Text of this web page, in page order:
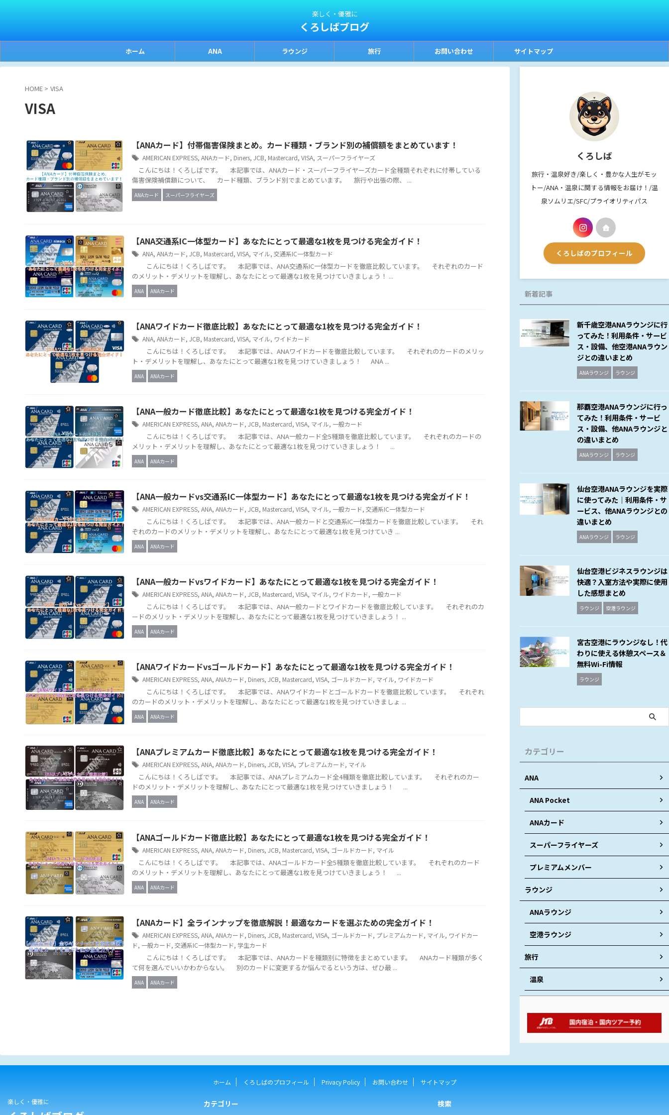
楽しく・優雅に
くろしばブログ
ホーム ANA ラウンジ 旅行 お問い合わせ サイトマップ
HOME > VISA
VISA
【ANAカード】付帯傷害保険まとめ。カード種類・ブランド別の補償額をまとめています！
AMERICAN EXPRESS, ANAカード, Diners, JCB, Mastercard, VISA, スーパーフライヤーズ
こんにちは！くろしばです。 本記事では、ANAカード・スーパーフライヤーズカード全種類それぞれに付帯している
傷害保険補償額について、 カード種類、ブランド別でまとめています。 旅行や出張の際、 ...
ANAカード スーパーフライヤーズ
【ANA交通系IC一体型カード】あなたにとって最適な1枚を見つける完全ガイド！
ANA, ANAカード, JCB, Mastercard, VISA, マイル, 交通系IC一体型カード
こんにちは！くろしばです。 本記事では、ANA交通系IC一体型カードを徹底比較しています。 それぞれのカード
のメリット・デメリットを理解し、あなたにとって最適な1枚を見つけていきましょう！ ...
ANA ANAカード
【ANAワイドカード徹底比較】あなたにとって最適な1枚を見つける完全ガイド！
ANA, ANAカード, JCB, Mastercard, VISA, マイル, ワイドカード
こんにちは！くろしばです。 本記事では、ANAワイドカードを徹底比較しています。 それぞれのカードのメリッ
ト・デメリットを理解し、あなたにとって最適な1枚を見つけていきましょう！ ANA ...
ANA ANAカード
【ANA一般カード徹底比較】あなたにとって最適な1枚を見つける完全ガイド！
AMERICAN EXPRESS, ANA, ANAカード, JCB, Mastercard, VISA, マイル, 一般カード
こんにちは！くろしばです。 本記事では、ANA一般カード全5種類を徹底比較しています。 それぞれのカードの
メリット・デメリットを理解し、あなたにとって最適な1枚を見つけていきましょう！ ...
ANA ANAカード
【ANA一般カードvs交通系IC一体型カード】あなたにとって最適な1枚を見つける完全ガイド！
AMERICAN EXPRESS, ANA, ANAカード, JCB, Mastercard, VISA, マイル, 一般カード, 交通系IC一体型カード
こんにちは！くろしばです。 本記事では、ANA一般カードと交通系IC一体型カードを徹底比較しています。 それ
ぞれのカードのメリット・デメリットを理解し、あなたにとって最適な1枚を見つけていき ...
ANA ANAカード
【ANA一般カードvsワイドカード】あなたにとって最適な1枚を見つける完全ガイド！
AMERICAN EXPRESS, ANA, ANAカード, JCB, Mastercard, VISA, マイル, ワイドカード, 一般カード
こんにちは！くろしばです。 本記事では、ANA一般カードとワイドカードを徹底比較しています。 それぞれのカ
ードのメリット・デメリットを理解し、あなたにとって最適な1枚を見つけていきましょう！ ...
ANA ANAカード
【ANAワイドカードvsゴールドカード】あなたにとって最適な1枚を見つける完全ガイド！
AMERICAN EXPRESS, ANA, ANAカード, Diners, JCB, Mastercard, VISA, ゴールドカード, マイル, ワイドカード
こんにちは！くろしばです。 本記事では、ANAワイドカードとゴールドカードを徹底比較しています。 それぞれ
のカードのメリット・デメリットを理解し、あなたにとって最適な1枚を見つけていきましょ ...
ANA ANAカード
【ANAプレミアムカード徹底比較】あなたにとって最適な1枚を見つける完全ガイド！
AMERICAN EXPRESS, ANA, ANAカード, Diners, JCB, VISA, プレミアムカード, マイル
こんにちは！くろしばです。 本記事では、ANAプレミアムカード全4種類を徹底比較しています。 それぞれのカー
ドのメリット・デメリットを理解し、あなたにとって最適な1枚を見つけていきましょう！ ...
ANA ANAカード
【ANAゴールドカード徹底比較】あなたにとって最適な1枚を見つける完全ガイド！
AMERICAN EXPRESS, ANA, ANAカード, Diners, JCB, Mastercard, VISA, ゴールドカード, マイル
こんにちは！くろしばです。 本記事では、ANAゴールドカード全5種類を徹底比較しています。 それぞれのカード
のメリット・デメリットを理解し、あなたにとって最適な1枚を見つけていきましょう！ ...
ANA ANAカード
【ANAカード】全ラインナップを徹底解説！最適なカードを選ぶための完全ガイド！
AMERICAN EXPRESS, ANA, ANAカード, Diners, JCB, Mastercard, VISA, ゴールドカード, プレミアムカード, マイル, ワイドカー
ド, 一般カード, 交通系IC一体型カード, 学生カード
こんにちは！くろしばです。 本記事では、ANAカードを種類別に特徴をまとめています。 ANAカード種類が多く
て何を選んでいいかわからない。 別のカードに変更するか悩んでるという方は、ぜひ最 ...
ANA ANAカード
くろしば
旅行・温泉好き/楽しく・豊かな人生がモッ
トー/ANA・温泉に関する情報をお届け！/温
泉ソムリエ/SFC/プライオリティパス
くろしばのプロフィール
新着記事
新千歳空港ANAラウンジに行
ってみた！利用条件・サービ
ス・設備、他空港ANAラウン
ジとの違いまとめ
ANAラウンジ ラウンジ
那覇空港ANAラウンジに行っ
てみた！利用条件・サービ
ス・設備、他ANAラウンジと
の違いまとめ
ANAラウンジ ラウンジ
仙台空港ANAラウンジを実際
に使ってみた｜利用条件・サ
ービス、他ANAラウンジとの
違いまとめ
ANAラウンジ ラウンジ
仙台空港ビジネスラウンジは
快適？入室方法や実際に使用
した感想まとめ
ラウンジ 空港ラウンジ
宮古空港にラウンジなし！代
わりに使える休憩スペース＆
無料Wi-Fi情報
ラウンジ
カテゴリー
ANA
ANA Pocket
ANAカード
スーパーフライヤーズ
プレミアムメンバー
ラウンジ
ANAラウンジ
空港ラウンジ
旅行
温泉
ホーム くろしばのプロフィール Privacy Policy お問い合わせ サイトマップ
カテゴリー 検索
楽しく・優雅に